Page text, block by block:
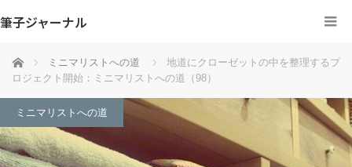
筆子ジャーナル
ホーム ミニマリストへの道
地道にクローゼットの中を整理するプ
ロジェクト開始：ミニマリストへの道（98）
ミニマリストへの道